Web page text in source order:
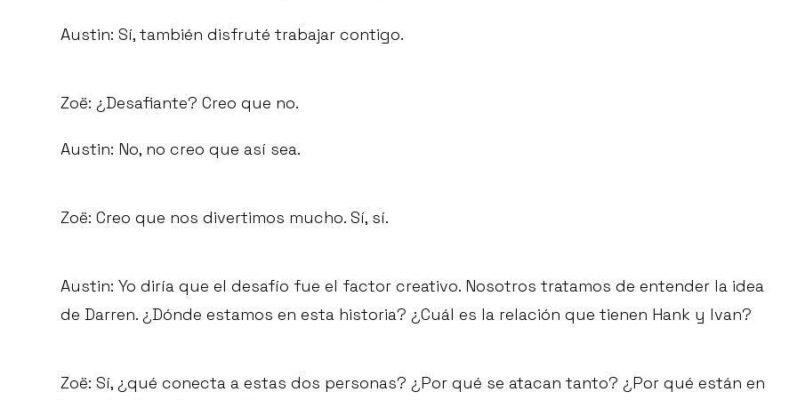
Austin: Sí, también disfruté trabajar contigo.
Zoë: ¿Desafiante? Creo que no.
Austin: No, no creo que así sea.
Zoë: Creo que nos divertimos mucho. Sí, sí.
Austin: Yo diría que el desafío fue el factor creativo. Nosotros tratamos de entender la idea
de Darren. ¿Dónde estamos en esta historia? ¿Cuál es la relación que tienen Hank y Ivan?
Zoë: Sí, ¿qué conecta a estas dos personas? ¿Por qué se atacan tanto? ¿Por qué están en